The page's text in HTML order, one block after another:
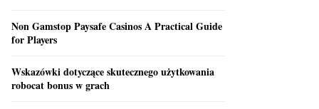
Non Gamstop Paysafe Casinos A Practical Guide
for Players
Wskazówki dotyczące skutecznego użytkowania
robocat bonus w grach